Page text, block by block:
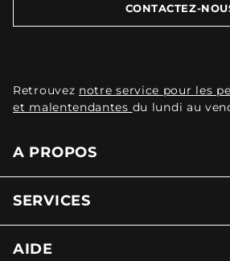
CONTACTEZ-
Retrouvez notre service pour les
et malentendantes du lundi au
A PROPOS
SERVICES
AIDE